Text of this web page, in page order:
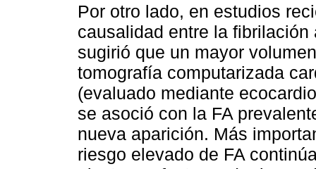
Por otro lado, en estudios
causalidad entre la fibrilación
sugirió que un mayor
tomografía computarizada
(evaluado mediante
se asoció con la FA
nueva aparición. Más
riesgo elevado de FA